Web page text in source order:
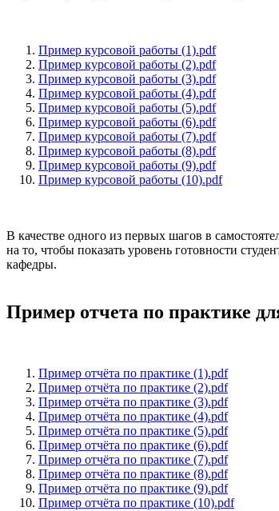
Пример курсовой работы (1).pdf
Пример курсовой работы (2).pdf
Пример курсовой работы (3).pdf
Пример курсовой работы (4).pdf
Пример курсовой работы (5).pdf
Пример курсовой работы (6).pdf
Пример курсовой работы (7).pdf
Пример курсовой работы (8).pdf
Пример курсовой работы (9).pdf
Пример курсовой работы (10).pdf
В качестве одного из первых шагов в
на то, чтобы показать уровень готовности
кафедры.
Пример отчета по
Пример отчёта по практике (1).pdf
Пример отчёта по практике (2).pdf
Пример отчёта по практике (3).pdf
Пример отчёта по практике (4).pdf
Пример отчёта по практике (5).pdf
Пример отчёта по практике (6).pdf
Пример отчёта по практике (7).pdf
Пример отчёта по практике (8).pdf
Пример отчёта по практике (9).pdf
Пример отчёта по практике (10).pdf